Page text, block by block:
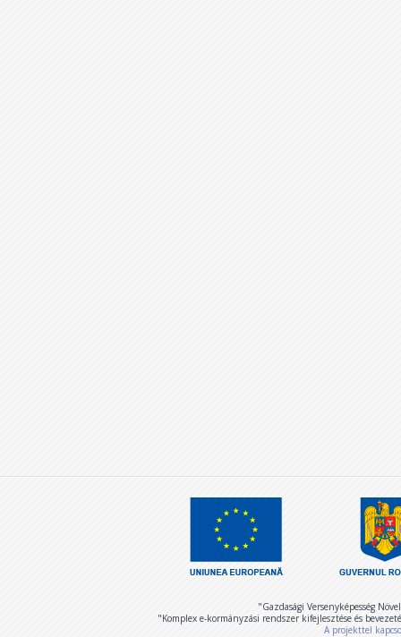
"Gazdasági Versenyképesség
"Komplex e-kormányzási rendszer kifejlesztése és
A projekttel